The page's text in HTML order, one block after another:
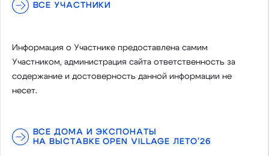
ВСЕ УЧАСТНИКИ
Информация о Участнике предоставлена самим
Участником, администрация сайта ответственность за
содержание и достоверность данной информации не
несет.
ВСЕ ДОМА И ЭКСПОНАТЫ
НА ВЫСТАВКЕ OPEN VILLAGE ЛЕТО'26